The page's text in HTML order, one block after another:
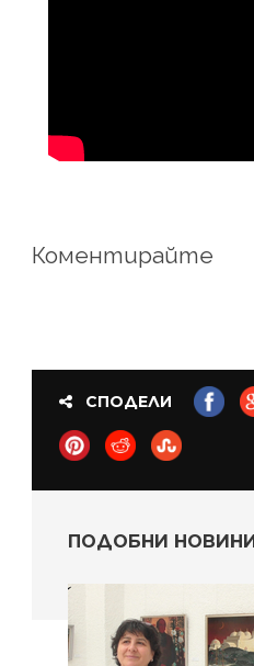
Коментирайте
СПОДЕЛИ
ПОДОБНИ НОВИНИ